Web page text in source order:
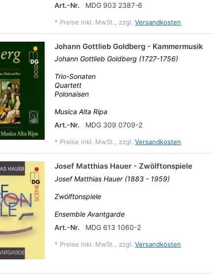
Art.-Nr.
MDG 903 2387-6
* Preise inkl. MwSt., zzgl. Versandkosten
Johann Gottlieb Goldberg - Kammermusik
Johann Gottlieb Goldberg (1727-1756)
Trio-Sonaten
Quartett
Polonaisen
Musica Alta Ripa
Art.-Nr.
MDG 309 0709-2
* Preise inkl. MwSt., zzgl. Versandkosten
Josef Matthias Hauer - Zwölftonspiele
Josef Matthias Hauer (1883 - 1959)
Zwölftonspiele
Ensemble Avantgarde
Art.-Nr.
MDG 613 1060-2
* Preise inkl. MwSt., zzgl. Versandkosten